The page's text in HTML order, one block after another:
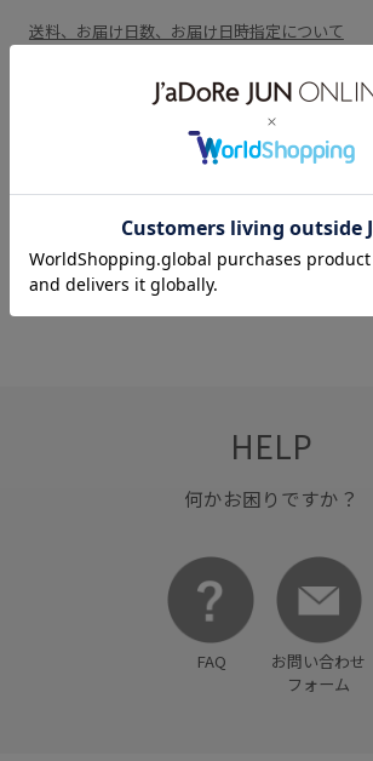
送料、お届け日数、お届け日時指定について
お問い合わせ番号 EES06060
サイズ・素材・お手入れ方法
HELP
何かお困りですか？
FAQ
お問い合わせ
フォーム